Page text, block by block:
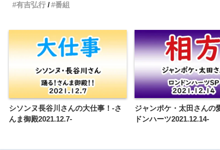
有吉弘行
番組
シソンヌ長谷川さんの大仕事！-さ
んま御殿2021.12.7-
ジャンポケ・太田さんの
ドンハーツ2021.12.14-